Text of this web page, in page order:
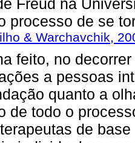
Freud na
processo de se
& Warchavchik,
feito, no
a pessoas
quanto a
de todo o
de